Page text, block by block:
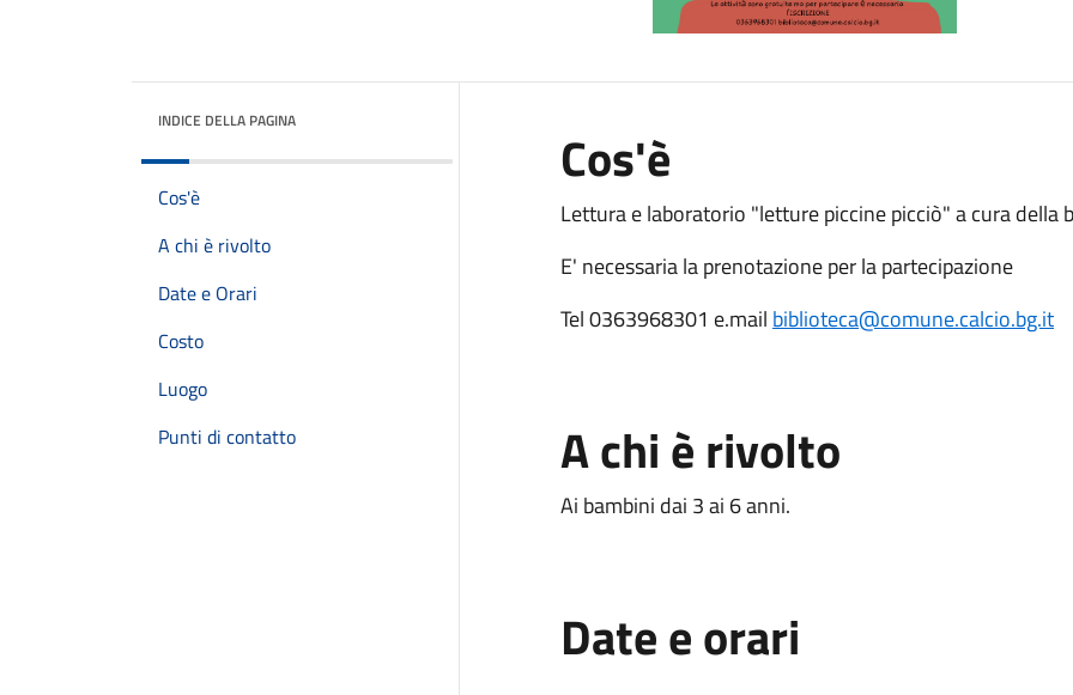
INDICE DELLA PAGINA
Cos'è
A chi è rivolto
Date e Orari
Costo
Luogo
Punti di contatto
Cos'è
Lettura e laboratorio "letture piccine picciò" a cura della
E' necessaria la prenotazione per la partecipazione
Tel 0363968301 e.mail biblioteca@comune.calcio.bg.it
A chi è rivolto
Ai bambini dai 3 ai 6 anni.
Date e orari